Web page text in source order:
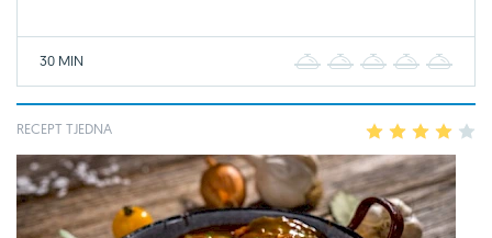
30 MIN 2 3 4
RECEPT TJEDNA 2 3 4